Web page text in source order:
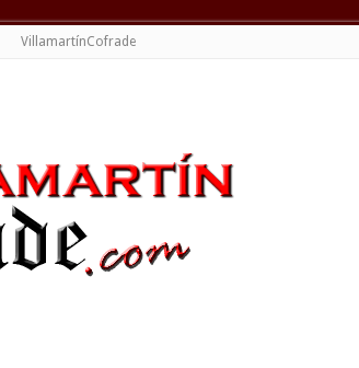
VillamartínCofrade